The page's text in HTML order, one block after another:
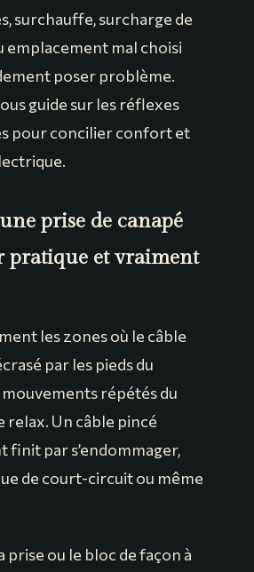
surchauffe, surcharge de
emplacement mal choisi
poser problème.
guide sur les réflexes
pour concilier confort et
prise de canapé
pratique et vraiment
les zones où le câble
par les pieds du
mouvements répétés du
relax. Un câble pincé
finit par s’endommager,
de court-circuit ou même
prise ou le bloc de façon à